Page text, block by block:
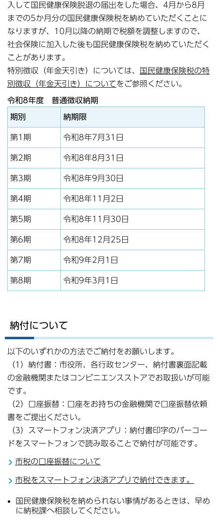
入して国民健康保険脱退の届出をした場合、4月から8月
までの5か月分の国民健康保険税を納めていただくことに
なりますが、10月以降の納期で税額を調整しますので、
社会保険に加入した後も国民健康保険税を納めていただく
ことがあります。
特別徴収（年金天引き）については、 国民健康保険税の特
別徴収（年金天引き）についてをご参照ください。
令和8年度 普通徴収納期
期別 納期限
第1期 令和8年7月31日
第2期 令和8年8月31日
第3期 令和8年9月30日
第4期 令和8年11月2日
第5期 令和8年11月30日
第6期 令和8年12月25日
第7期 令和9年2月1日
第8期 令和9年3月1日
納付について
以下のいずれかの方法でご納付をお願いします。
（1）納付書：市役所、各行政センター、納付書裏面記載
の金融機関またはコンビニエンスストアでお取扱いが可能
です｡
（2）口座振替：口座をお持ちの金融機関で口座振替依頼
書をご提出ください｡
（3）スマートフォン決済アプリ：納付書印字のバーコー
ドをスマートフォンで読み取ることで納付が可能です。
市税の口座振替について
市税をスマートフォン決済アプリで納付できます。
国民健康保険税を納められない事情があるときは、早め
に納税課へ相談してください｡